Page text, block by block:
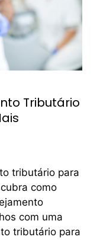
Tributário
tributário para
como
com uma
tributário para